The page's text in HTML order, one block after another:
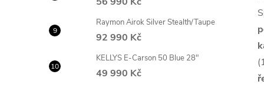
Raymon Airok Silver Stealth/Taupe
92 990 Kč
KELLYS E-Carson 50 Blue 28"
49 990 Kč